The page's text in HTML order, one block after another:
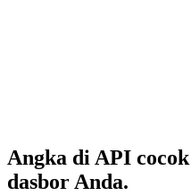
Angka di API
dasbor Anda.